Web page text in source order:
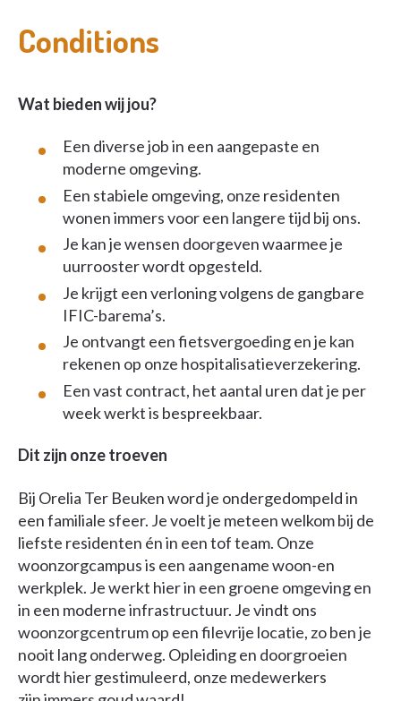
Conditions
Wat bieden wij jou?
Een diverse job in een aangepaste en
moderne omgeving.
Een stabiele omgeving, onze residenten
wonen immers voor een langere tijd bij ons.
Je kan je wensen doorgeven waarmee je
uurrooster wordt opgesteld.
Je krijgt een verloning volgens de gangbare
IFIC-barema’s.
Je ontvangt een fietsvergoeding en je kan
rekenen op onze hospitalisatieverzekering.
Een vast contract, het aantal uren dat je per
week werkt is bespreekbaar.
Dit zijn onze troeven
Bij Orelia Ter Beuken word je ondergedompeld in
een familiale sfeer. Je voelt je meteen welkom bij de
liefste residenten én in een tof team. Onze
woonzorgcampus is een aangename woon-en
werkplek. Je werkt hier in een groene omgeving en
in een moderne infrastructuur. Je vindt ons
woonzorgcentrum op een filevrije locatie, zo ben je
nooit lang onderweg. Opleiding en doorgroeien
wordt hier gestimuleerd, onze medewerkers